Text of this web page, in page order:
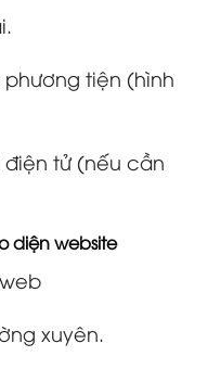
tiện (hình
tử (nếu cần
diện website
xuyên.